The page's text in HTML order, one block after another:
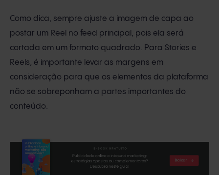
Como dica, sempre ajuste a imagem de capa ao
postar um Reel no feed principal, pois ela será
cortada em um formato quadrado. Para Stories e
Reels, é importante levar as margens em
consideração para que os elementos da plataforma
não se sobreponham a partes importantes do
conteúdo.